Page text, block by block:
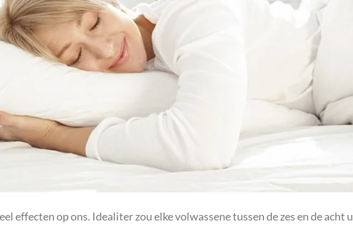
effecten op ons. Idealiter zou elke volwassene tussen de zes en de acht